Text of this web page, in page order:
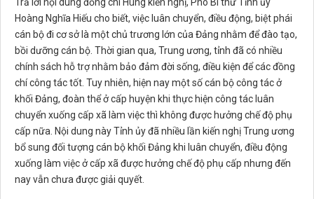
Hoàng Nghĩa Hiếu cho biết, việc luân chuyển, điều động, biệt phái
cán bộ đi cơ sở là một chủ trương lớn của Đảng nhằm để đào tạo,
bồi dưỡng cán bộ. Thời gian qua, Trung ương, tỉnh đã có nhiều
chính sách hỗ trợ nhằm bảo đảm đời sống, điều kiện để các đồng
chí công tác tốt. Tuy nhiên, hiện nay một số cán bộ công tác ở
khối Đảng, đoàn thể ở cấp huyện khi thực hiện công tác luân
chuyển xuống cấp xã làm việc thì không được hưởng chế độ phụ
cấp nữa. Nội dung này Tỉnh ủy đã nhiều lần kiến nghị Trung ương
bổ sung đối tượng cán bộ khối Đảng khi luân chuyển, điều động
xuống làm việc ở cấp xã được hưởng chế độ phụ cấp nhưng đến
nay vẫn chưa được giải quyết.